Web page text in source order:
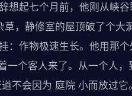
想起七个月前，他刚从峡
，静修室的屋顶破了个大
：作物极速生长。他用那
个客人来了。从一个人，
不会因为 庭院 小而放过它